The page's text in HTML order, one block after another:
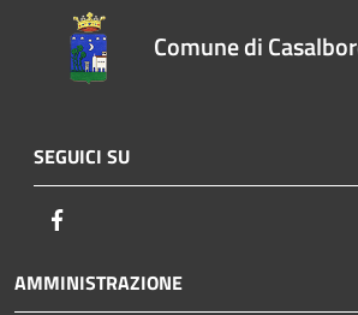
Comune di
SEGUICI SU
AMMINISTRAZIONE